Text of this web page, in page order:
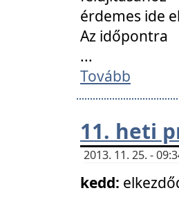
érdemes ide
Az időpontra
...
Tovább
11. heti
2013. 11. 25. -
kedd: